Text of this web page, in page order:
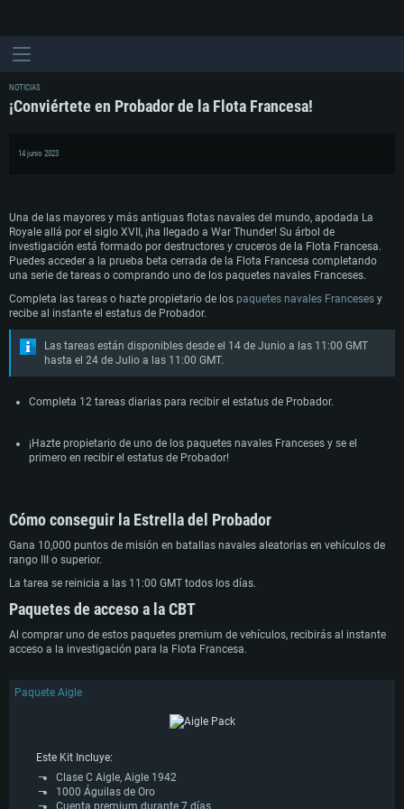
NOTICIAS
¡Conviértete en Probador de la Flota Francesa!
14 junio 2023
Una de las mayores y más antiguas flotas navales del mundo, apodada La
Royale allá por el siglo XVII, ¡ha llegado a War Thunder! Su árbol de
investigación está formado por destructores y cruceros de la Flota Francesa.
Puedes acceder a la prueba beta cerrada de la Flota Francesa completando
una serie de tareas o comprando uno de los paquetes navales Franceses.
Completa las tareas o hazte propietario de los paquetes navales Franceses y
recibe al instante el estatus de Probador.
Las tareas están disponibles desde el 14 de Junio a las 11:00 GMT
hasta el 24 de Julio a las 11:00 GMT.
Completa 12 tareas diarias para recibir el estatus de Probador.
¡Hazte propietario de uno de los paquetes navales Franceses y se el
primero en recibir el estatus de Probador!
Cómo conseguir la Estrella del Probador
Gana 10,000 puntos de misión en batallas navales aleatorias en vehículos de
rango III o superior.
La tarea se reinicia a las 11:00 GMT todos los días.
Paquetes de acceso a la CBT
Al comprar uno de estos paquetes premium de vehículos, recibirás al instante
acceso a la investigación para la Flota Francesa.
Paquete Aigle
Este Kit Incluye:
Clase C Aigle, Aigle 1942
1000 Águilas de Oro
Cuenta premium durante 7 días